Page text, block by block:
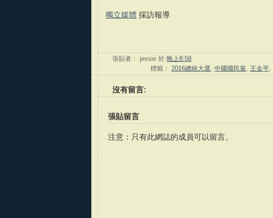
獨立媒體 採訪報導
張貼者： jessie 於 晚上8:58
標籤： 2016總統大選 中國國民黨 王金平
沒有留言:
張貼留言
注意：只有此網誌的成員可以留言。